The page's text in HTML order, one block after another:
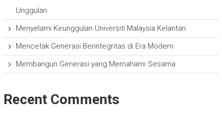
Unggulan
Menyelami Keunggulan Universiti Malaysia Kelantan
Mencetak Generasi Berintegritas di Era Modern
Membangun Generasi yang Memahami Sesama
Recent Comments